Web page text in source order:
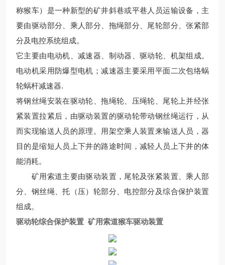
称猴车）是一种新型的矿井斜巷或平巷人员运输设备，主
要由驱动部分、乘人部分、拖绳部分、尾轮部分、张紧部
分及电控系统组成。
它主要由电动机、减速器、制动器、驱动轮、机架组成。
电动机采用防爆型电机；减速器主要采用平面二次包络蜗
轮蜗杆减速器.
将钢丝绳安装在驱动轮、拖绳轮、压绳轮、尾轮上并经张
紧装置拉紧后，由驱动装置的驱动轮带动钢丝绳运行，从
而实现输送人员的原理。用架空乘人装置来输送人员，器
目的是缩短人员上下井的路途时间，减轻人员上下井的体
能消耗。
矿用索道主要由驱动装置，尾轮及张紧装置、乘人部
分、钢丝绳、托（压）轮部分、电控部分及综合保护装置
组成。
驱动轮综合保护装置 矿用索道猴车驱动装置